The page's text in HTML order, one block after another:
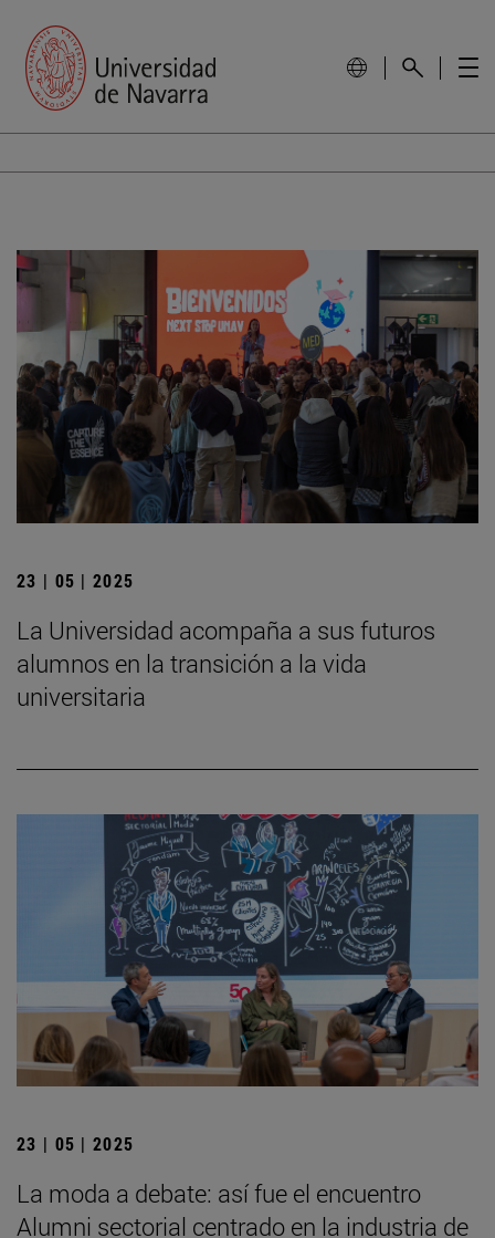
23 | 05 | 2025
La Universidad acompaña a sus futuros
alumnos en la transición a la vida
universitaria
23 | 05 | 2025
La moda a debate: así fue el encuentro
Alumni sectorial centrado en la industria de